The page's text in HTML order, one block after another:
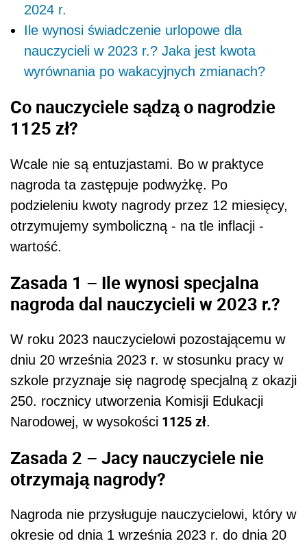
2024 r.
Ile wynosi świadczenie urlopowe dla
nauczycieli w 2023 r.? Jaka jest kwota
wyrównania po wakacyjnych zmianach?
Co nauczyciele sądzą o nagrodzie
1125 zł?
Wcale nie są entuzjastami. Bo w praktyce
nagroda ta zastępuje podwyżkę. Po
podzieleniu kwoty nagrody przez 12 miesięcy,
otrzymujemy symboliczną - na tle inflacji -
wartość.
Zasada 1 – Ile wynosi specjalna
nagroda dal nauczycieli w 2023 r.?
W roku 2023 nauczycielowi pozostającemu w
dniu 20 września 2023 r. w stosunku pracy w
szkole przyznaje się nagrodę specjalną z okazji
250. rocznicy utworzenia Komisji Edukacji
Narodowej, w wysokości 1125 zł.
Zasada 2 – Jacy nauczyciele nie
otrzymają nagrody?
Nagroda nie przysługuje nauczycielowi, który w
okresie od dnia 1 września 2023 r. do dnia 20